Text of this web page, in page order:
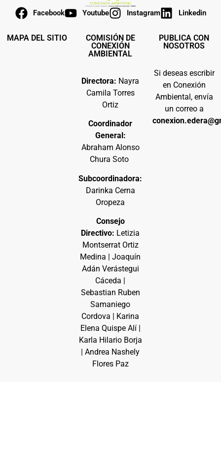
Facebook Youtube Instagram Linkedin
MAPA DEL SITIO
COMISIÓN DE
CONEXIÓN
AMBIENTAL
Directora: Nayra
Camila Torres
Ortiz
Coordinador
General:
Abraham Alonso
Chura Soto
Subcoordinadora:
Darinka Cerna
Oropeza
Consejo
Directivo: Letizia
Montserrat Ortiz
Medina | Joaquín
Adán Verástegui
Cáceda |
Sebastian Ruben
Samaniego
Cordova | Karina
Elena Quispe Alí |
Karla Hilario Borja
| Andrea Nashely
Flores Paz
PUBLICA CON
NOSOTROS
Si deseas escribir
en Conexión
Ambiental, envía
un correo a